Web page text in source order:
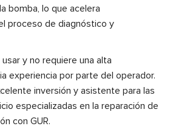
bomba, lo que acelera
proceso de diagnóstico y
y no requiere una alta
experiencia por parte del operador.
inversión y asistente para las
especializadas en la reparación de
con GUR.